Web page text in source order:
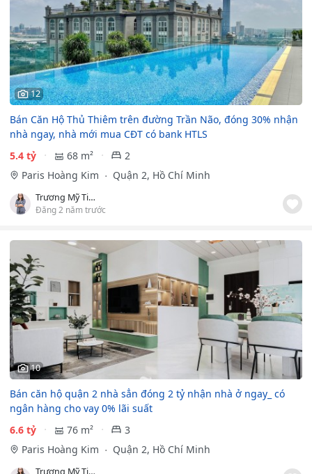
12
Bán Căn Hộ Thủ Thiêm trên đường Trần Não, đóng 30% nhận
nhà ngay, nhà mới mua CĐT có bank HTLS
5.4 tỷ
68 m²
2
Paris Hoàng Kim
Quận 2, Hồ Chí Minh
Trương Mỹ Tiên
Đăng 2 năm trước
10
Bán căn hộ quận 2 nhà sẳn đóng 2 tỷ nhận nhà ở ngay_ có
ngân hàng cho vay 0% lãi suất
6.6 tỷ
76 m²
3
Paris Hoàng Kim
Quận 2, Hồ Chí Minh
Trương Mỹ Tiên